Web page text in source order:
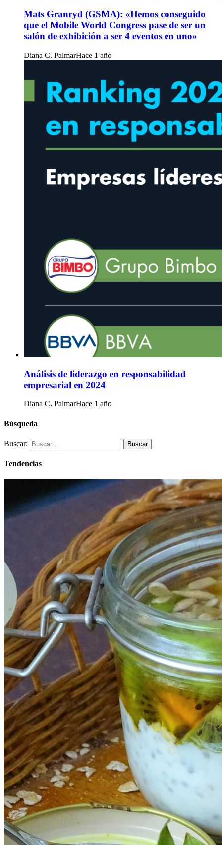
Mats Granryd (GSMA): «Hemos conseguido
que el Mobile World Congress pase de ser un
salón de exhibición a ser 4 eventos en uno»
Diana C. PalmarHace 1 año
Análisis de liderazgo en responsabilidad
empresarial en 2024
Diana C. PalmarHace 1 año
Búsqueda
Buscar:
Tendencias